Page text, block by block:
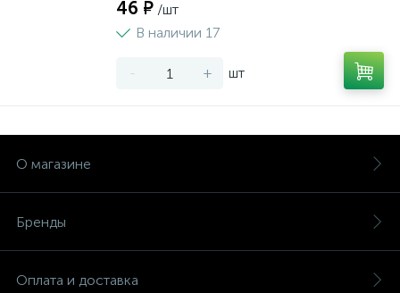
46 ₽ /шт
В наличии 17
- + шт
О магазине
Бренды
Оплата и доставка